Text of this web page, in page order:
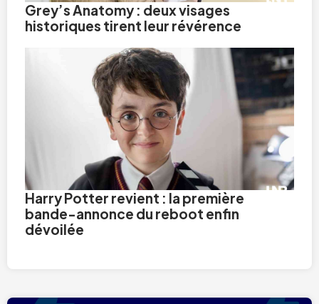
Grey’s Anatomy : deux visages
historiques tirent leur révérence
Harry Potter revient : la première
bande-annonce du reboot enfin
dévoilée